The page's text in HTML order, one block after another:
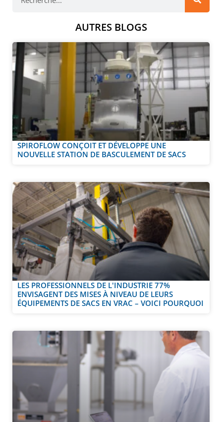
AUTRES BLOGS
SPIROFLOW CONÇOIT ET DÉVELOPPE UNE
NOUVELLE STATION DE BASCULEMENT DE SACS
LES PROFESSIONNELS DE L'INDUSTRIE 77%
ENVISAGENT DES MISES À NIVEAU DE LEURS
ÉQUIPEMENTS DE SACS EN VRAC – VOICI POURQUOI